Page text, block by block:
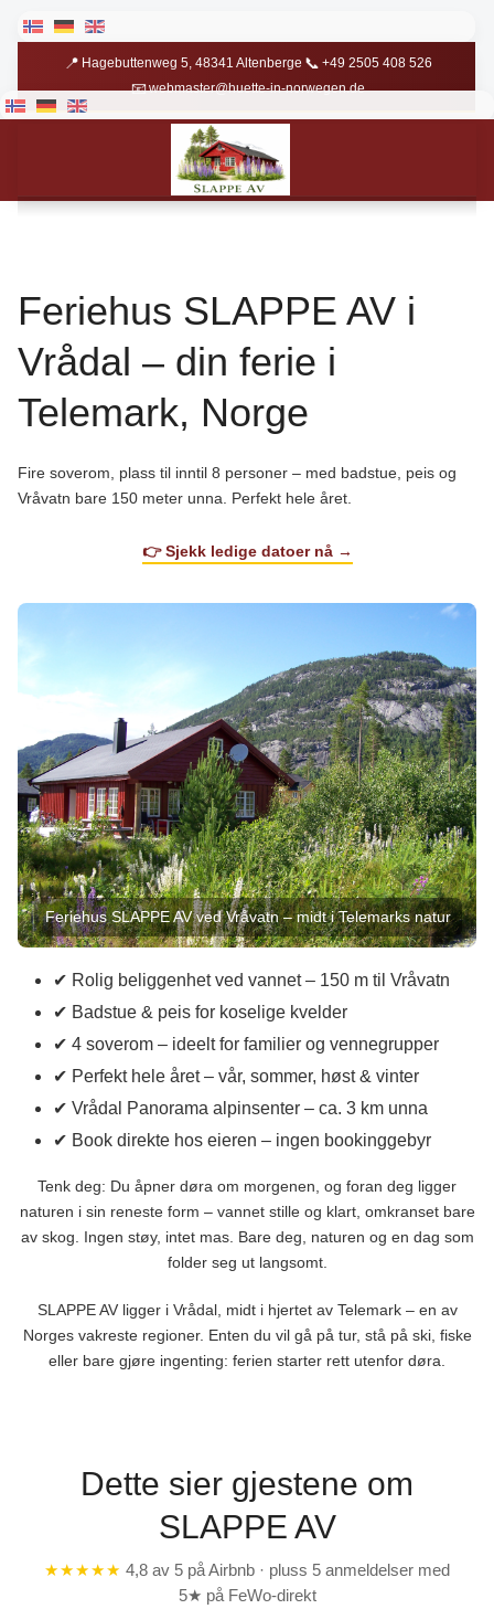
Velg ditt språk
📍 Hagebuttenweg 5, 48341 Altenberge 📞 +49 2505 408 526
📧webmaster@huette-in-norwegen.de
Velg ditt språk
Hagebuttenweg 5, 48341 Altenberge
webmaster@huette-in-norwegen.de
Feriehus SLAPPE AV i
Vrådal – din ferie i
Telemark, Norge
Fire soverom, plass til inntil 8 personer – med badstue, peis og
Vråvatn bare 150 meter unna. Perfekt hele året.
👉 Sjekk ledige datoer nå →
Feriehus SLAPPE AV ved Vråvatn – midt i Telemarks natur
✔ Rolig beliggenhet ved vannet – 150 m til Vråvatn
✔ Badstue & peis for koselige kvelder
✔ 4 soverom – ideelt for familier og vennegrupper
✔ Perfekt hele året – vår, sommer, høst & vinter
✔ Vrådal Panorama alpinsenter – ca. 3 km unna
✔ Book direkte hos eieren – ingen bookinggebyr
Tenk deg: Du åpner døra om morgenen, og foran deg ligger
naturen i sin reneste form – vannet stille og klart, omkranset bare
av skog. Ingen støy, intet mas. Bare deg, naturen og en dag som
folder seg ut langsomt.
SLAPPE AV ligger i Vrådal, midt i hjertet av Telemark – en av
Norges vakreste regioner. Enten du vil gå på tur, stå på ski, fiske
eller bare gjøre ingenting: ferien starter rett utenfor døra.
Dette sier gjestene om
SLAPPE AV
★★★★★ 4,8 av 5 på Airbnb · pluss 5 anmeldelser med
5★ på FeWo-direkt